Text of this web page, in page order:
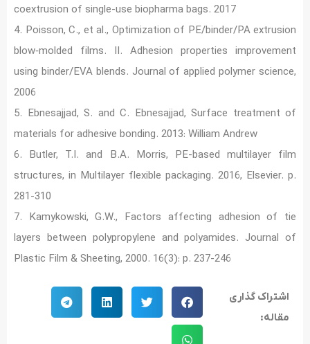
coextrusion of single-use biopharma bags. 2017
4. Poisson, C., et al., Optimization of PE/binder/PA extrusion
blow‐molded films. II. Adhesion properties improvement
using binder/EVA blends. Journal of applied polymer science,
2006
5. Ebnesajjad, S. and C. Ebnesajjad, Surface treatment of
materials for adhesive bonding. 2013: William Andrew
6. Butler, T.I. and B.A. Morris, PE-based multilayer film
structures, in Multilayer flexible packaging. 2016, Elsevier. p.
281-310
7. Kamykowski, G.W., Factors affecting adhesion of tie
layers between polypropylene and polyamides. Journal of
Plastic Film & Sheeting, 2000. 16(3): p. 237-246
اشتراک گذاری
مقاله: